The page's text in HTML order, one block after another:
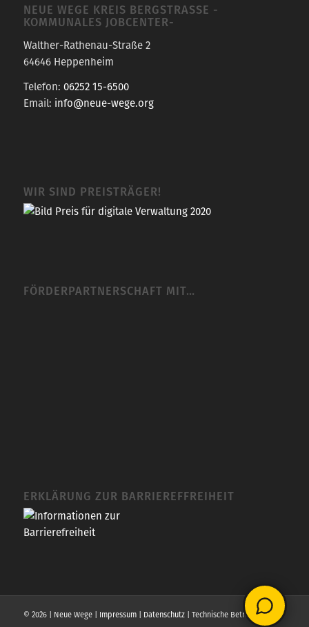
NEUE WEGE KREIS BERGSTRASSE -K
OMMUNALES JOBCENTER-
Walther-Rathenau-Straße 2
64646 Heppenheim
Telefon: 06252 15-6500
Email: info@neue-wege.org
WIR SIND PREISTRÄGER!
FÖRDERPARTNERSCHAFT MIT…
ERKLÄRUNG ZUR BARRIEREFFREIHEIT
© 2026 | Neue Wege | Impressum| Datenschutz| Technische Betreuung